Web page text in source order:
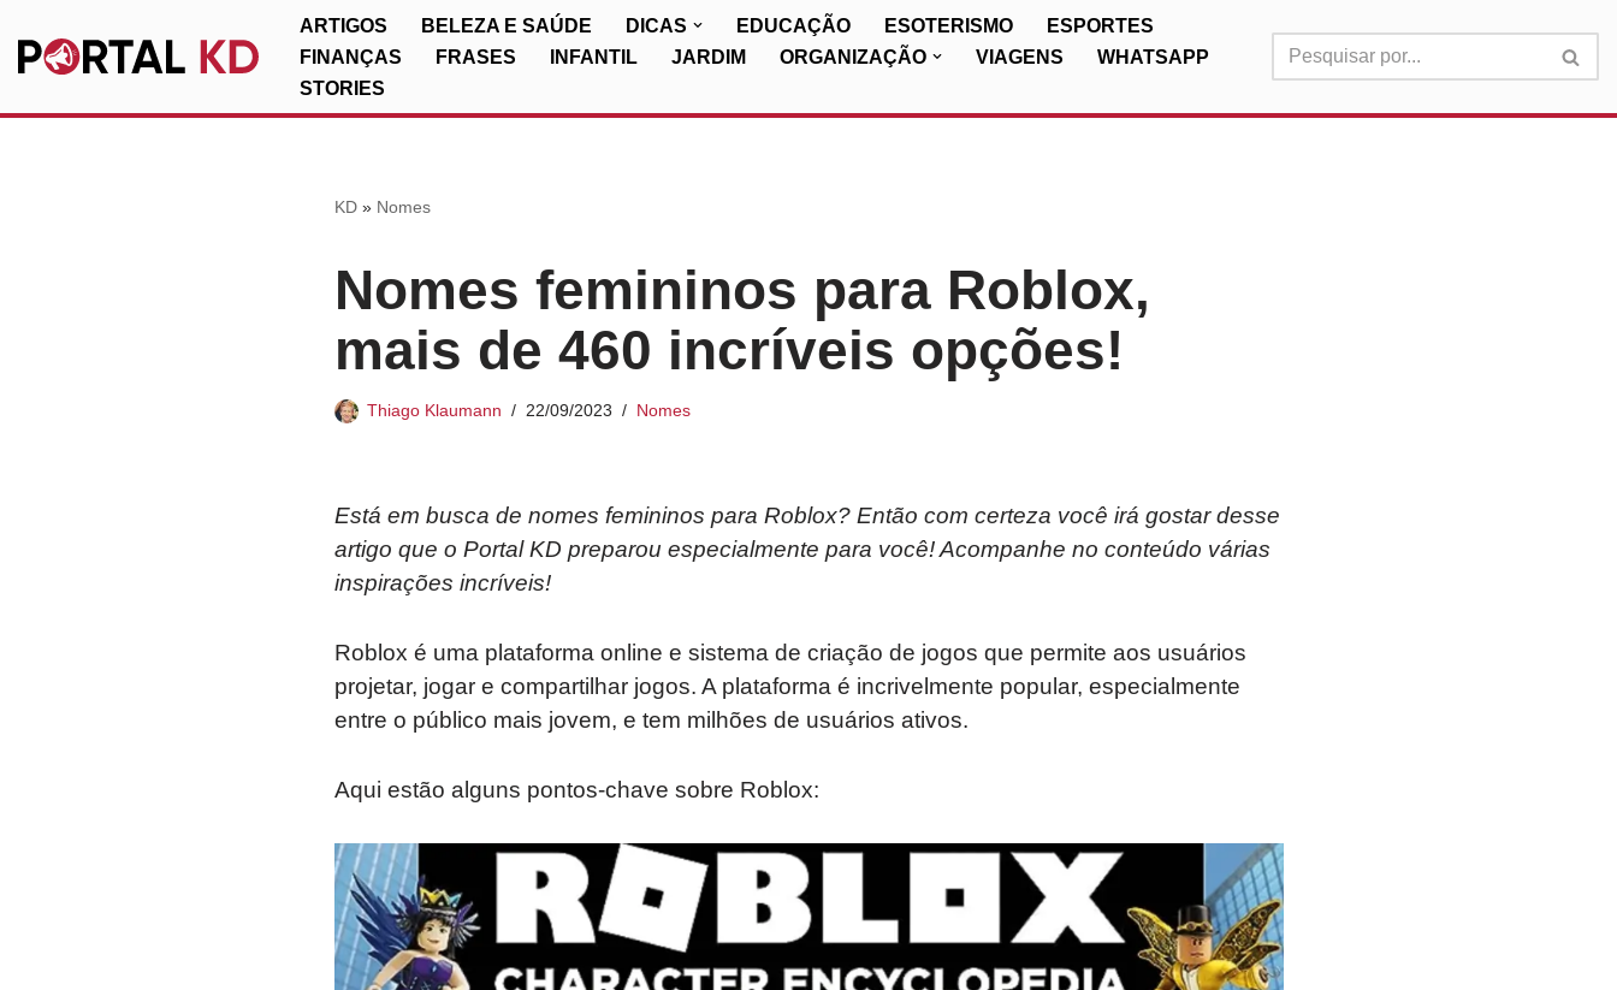
Pular
ARTIGOS BELEZA E SAÚDE DICAS EDUCAÇÃO ESOTERISMO
ESPORTES
FINANÇAS
FRASES INFANTIL JARDIM ORGANIZAÇÃO VIAGENS
WHATSAPP
STORIES
KD» Nomes
Nomes femininos para Roblox,
mais de 460 incríveis opções!
Thiago Klaumann 22/09/2023 Nomes
Está em busca de nomes femininos para Roblox? Então com certeza você irá gostar desse
artigo que o Portal KD preparou especialmente para você! Acompanhe no conteúdo várias
inspirações incríveis!
Roblox é uma plataforma online e sistema de criação de jogos que permite aos usuários
projetar, jogar e compartilhar jogos. A plataforma é incrivelmente popular, especialmente
entre o público mais jovem, e tem milhões de usuários ativos.
Aqui estão alguns pontos-chave sobre Roblox: